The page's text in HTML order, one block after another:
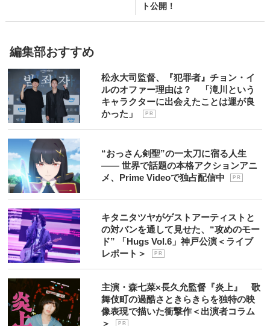
ト公開！
編集部おすすめ
松永大司監督、『犯罪者』チョン・イ
ルのオファー理由は？ 「滝川という
キャラクターに出会えたことは運が良
かった」
P R
“おっさん剣聖”の一太刀に宿る人生
―― 世界で話題の本格アクションアニ
メ、Prime Videoで独占配信中
P R
キタニタツヤがゲストアーティストと
の対バンを通して見せた、“攻めのモー
ド” 「Hugs Vol.6」神戸公演＜ライブ
レポート＞
P R
主演・森七菜×長久允監督『炎上』 歌
舞伎町の過酷さときらきらを独特の映
像表現で描いた衝撃作＜出演者コラム
＞
P R